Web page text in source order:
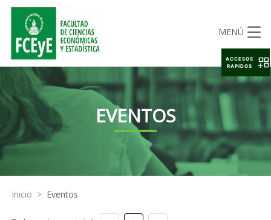
MENÚ
EVENTOS
Inicio > Eventos
ACCESOS
RAPIDOS